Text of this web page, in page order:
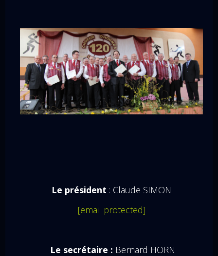
Le président : Claude SIMON
[email protected]
Le secrétaire : Bernard HORN